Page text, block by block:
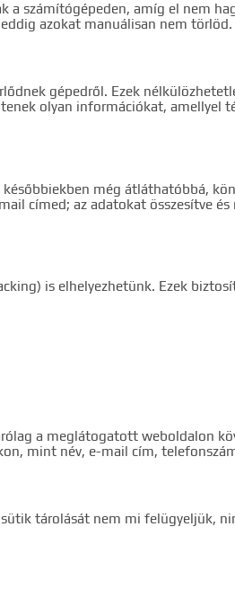
a számítógépeden, amíg el nem
azokat manuálisan nem törlöd.
gépedről. Ezek
olyan információkat, amellyel
még átláthatóbbá,
címed; az adatokat összesítve és
is elhelyezhetünk. Ezek
a meglátogatott weboldalon
mint név, e-mail cím,
tárolását nem mi felügyeljük,